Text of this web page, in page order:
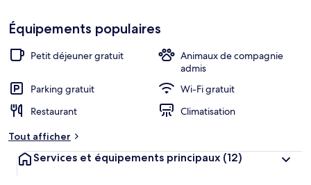
Équipements populaires
Petit déjeuner gratuit
Animaux de compagnie
admis
Parking gratuit
Wi-Fi gratuit
Restaurant
Climatisation
Tout afficher
Services et équipements principaux (12)